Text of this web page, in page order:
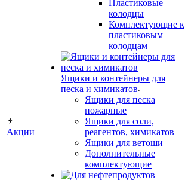
Акции
Пластиковые
колодцы
Комплектующие к
пластиковым
колодцам
Ящики и контейнеры для
песка и химикатов
Ящики для песка
пожарные
Ящики для соли,
реагентов, химикатов
Ящики для ветоши
Дополнительные
комплектующие